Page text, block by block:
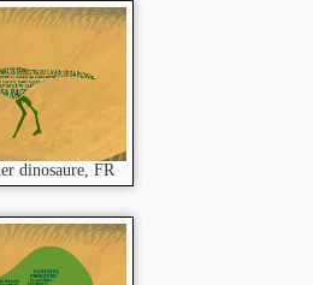
dinosaure, FR